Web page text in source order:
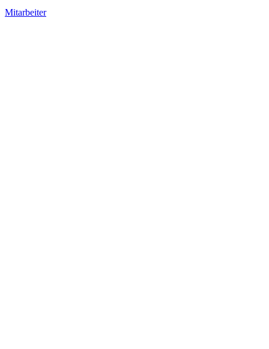
Mitarbeiter